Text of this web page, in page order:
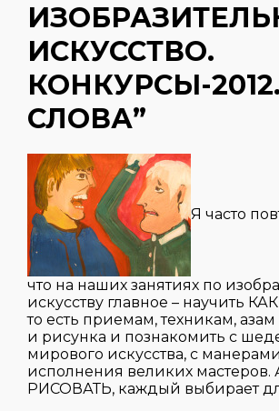
ИСКУССТВО.
КОНКУРСЫ-
СЛОВА”
Я часто
что на наших занятиях по
искусству главное – научить
то есть приемам, техникам,
и рисунка и познакомить с
мирового искусства, с манерами
исполнения великих мастеров.
РИСОВАТЬ, каждый выбирает